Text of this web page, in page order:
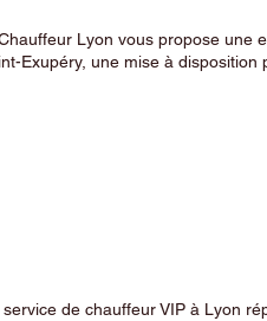
Lyon vous propose une
Exupéry, une mise à
service de chauffeur VIP à Lyon